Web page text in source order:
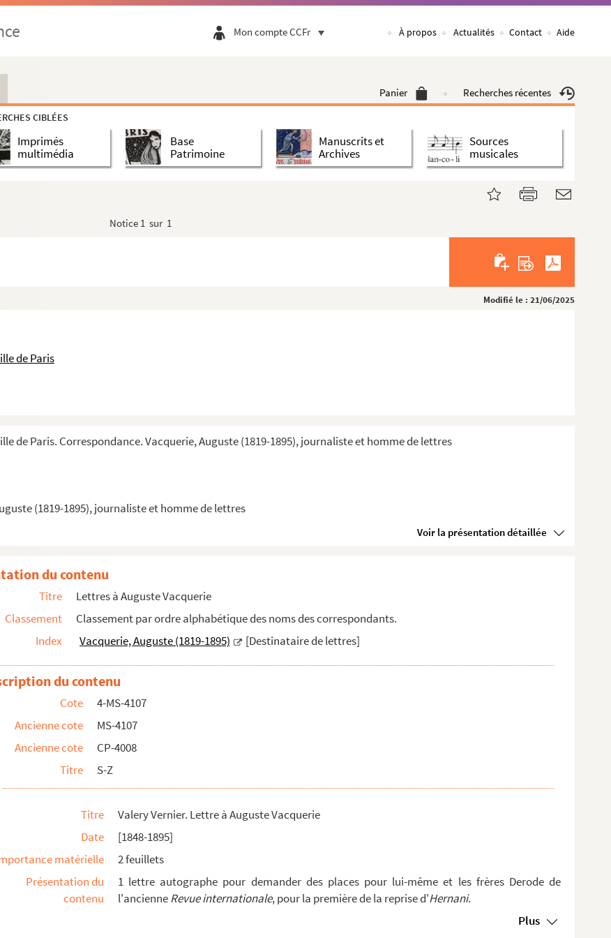
Mon compte CCFr À propos Actualités Contact Aide
Panier Recherches récentes
CIBLÉES
Imprimés
multimédia
Base
Patrimoine
Manuscrits et
Archives
Sources
musicales
Notice 1 sur 1
Modifié le : 21/06/2025
de Paris
de Paris. Correspondance. Vacquerie, Auguste (1819-1895), journaliste et homme de lettres
(1819-1895), journaliste et homme de lettres
Voir la présentation détaillée
du contenu
Titre
Lettres à Auguste Vacquerie
Classement
Classement par ordre alphabétique des noms des correspondants.
Index
Vacquerie, Auguste (1819-1895) [Destinataire de lettres]
du contenu
Cote
4-MS-4107
Ancienne cote
MS-4107
Ancienne cote
CP-4008
Titre
S-Z
Titre
Valery Vernier. Lettre à Auguste Vacquerie
Date
[1848-1895]
matérielle
2 feuillets
Présentation du
contenu
1 lettre autographe pour demander des places pour lui-même et les frères Derode de
l'ancienneRevue internationale, pour la première de la reprise d'Hernani.
Plus